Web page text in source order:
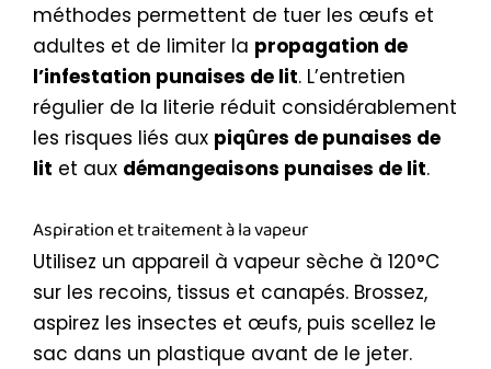
méthodes permettent de tuer les œufs et
adultes et de limiter la propagation de
l’infestation punaises de lit. L’entretien
régulier de la literie réduit considérablement
les risques liés aux piqûres de punaises de
lit et aux démangeaisons punaises de lit.
Aspiration et traitement à la vapeur
Utilisez un appareil à vapeur sèche à 120°C
sur les recoins, tissus et canapés. Brossez,
aspirez les insectes et œufs, puis scellez le
sac dans un plastique avant de le jeter.